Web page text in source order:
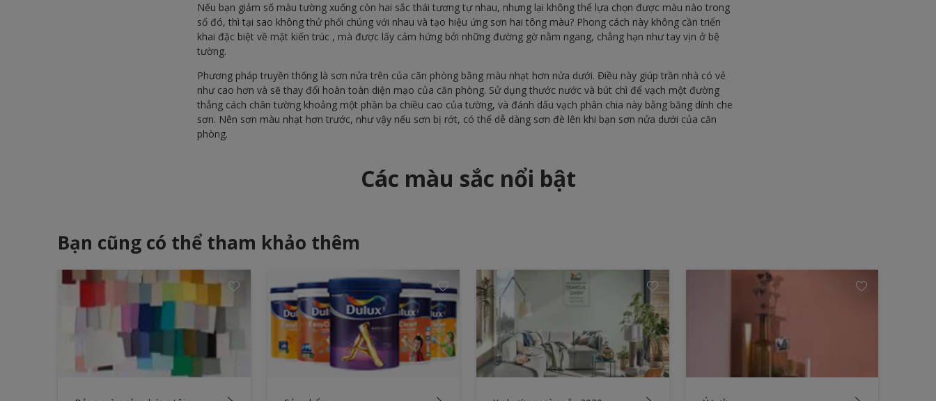
Nếu bạn giảm số màu tường xuống còn hai sắc thái tương tự nhau, nhưng lại không thể lựa chọn được màu nào trong
số đó, thì tại sao không thử phối chúng với nhau và tạo hiệu ứng sơn hai tông màu? Phong cách này không cần triển
khai đặc biệt về mặt kiến trúc , mà được lấy cảm hứng bởi những đường gờ nằm ngang, chẳng hạn như tay vịn ở bệ
tường.
Phương pháp truyền thống là sơn nửa trên của căn phòng bằng màu nhạt hơn nửa dưới. Điều này giúp trần nhà có vẻ
như cao hơn và sẽ thay đổi hoàn toàn diện mạo của căn phòng. Sử dụng thước nước và bút chì để vạch một đường
thẳng cách chân tường khoảng một phần ba chiều cao của tường, và đánh dấu vạch phân chia này bằng băng dính che
sơn. Nên sơn màu nhạt hơn trước, như vậy nếu sơn bị rớt, có thể dễ dàng sơn đè lên khi bạn sơn nửa dưới của căn
phòng.
Các màu sắc nổi bật
Bạn cũng có thể tham khảo thêm